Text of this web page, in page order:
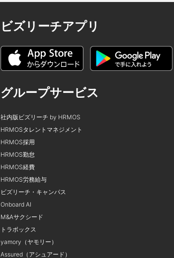
ビズリーチアプリ
グループサービス
社内版ビズリーチ by HRMOS
HRMOSタレントマネジメント
HRMOS採用
HRMOS勤怠
HRMOS経費
HRMOS労務給与
ビズリーチ・キャンパス
Onboard AI
M&Aサクシード
トラボックス
yamory（ヤモリー）
Assured（アシュアード）